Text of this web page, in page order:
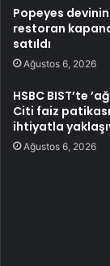
Popeyes
restoran
satıldı
Ağustos 6, 2026
HSBC BIST’te
Citi faiz
ihtiyatla
Ağustos 6, 2026